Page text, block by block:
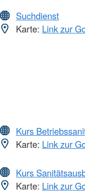
Suchdienst
Karte: Link zur
Kurs
Karte: Link zur
Kurs
Karte: Link zur